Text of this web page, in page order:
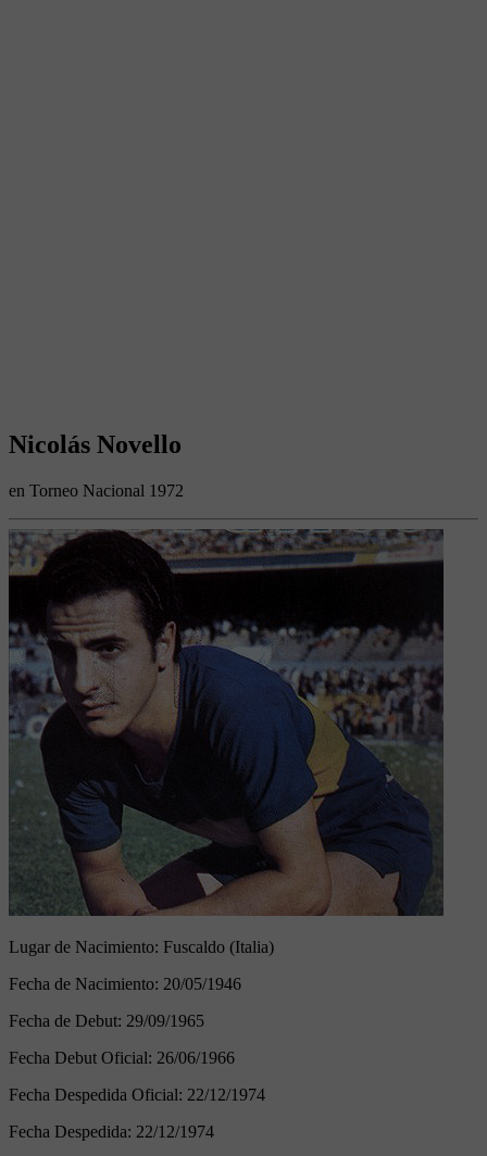
Nicolás Novello
en Torneo Nacional 1972
Lugar de Nacimiento: Fuscaldo (Italia)
Fecha de Nacimiento: 20/05/1946
Fecha de Debut: 29/09/1965
Fecha Debut Oficial: 26/06/1966
Fecha Despedida Oficial: 22/12/1974
Fecha Despedida: 22/12/1974